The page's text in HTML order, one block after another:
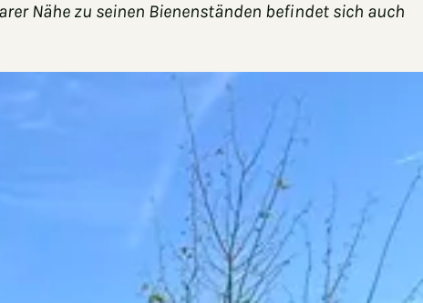
Nähe zu seinen Bienenständen befindet sich auch